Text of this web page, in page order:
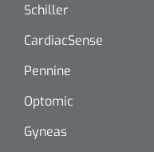
Schiller
CardiacSense
Pennine
Optomic
Gyneas